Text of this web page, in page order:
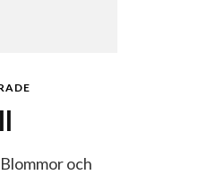
och